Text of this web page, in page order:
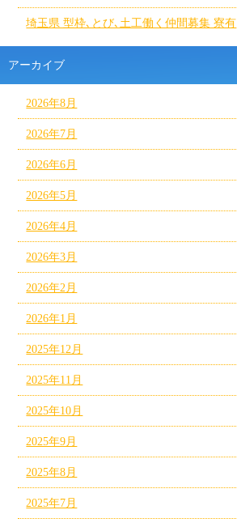
埼玉県 型枠､とび､土工働く仲間募集 寮有
アーカイブ
2026年8月
2026年7月
2026年6月
2026年5月
2026年4月
2026年3月
2026年2月
2026年1月
2025年12月
2025年11月
2025年10月
2025年9月
2025年8月
2025年7月